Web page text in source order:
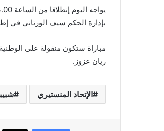
بإدارة الحكم سيف الورتاني في
مباراة ستكون منقولة على
ريان عزوز.
الإتحاد المنستيري